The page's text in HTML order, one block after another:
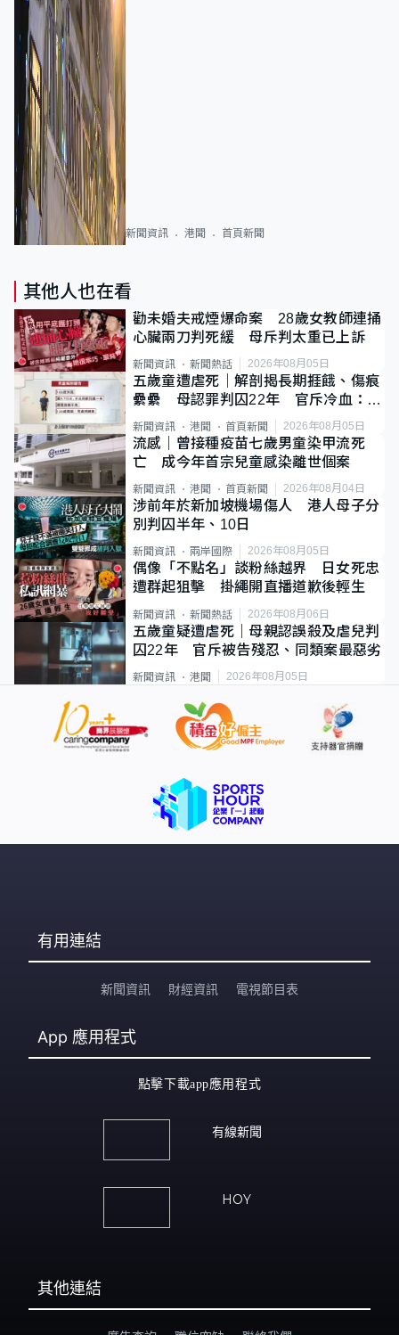
新聞資訊 港聞 首頁新聞
其他人也在看
勸未婚夫戒煙爆命案 28歲女教師連捅
心臟兩刀判死緩 母斥判太重已上訴
新聞資訊 新聞熱話 2026年08月05日
五歲童遭虐死｜解剖揭長期捱餓、傷痕
纍纍 母認罪判囚22年 官斥冷血：同
類案最惡劣
新聞資訊 港聞 首頁新聞 2026年08月05日
流感｜曾接種疫苗七歲男童染甲流死
亡 成今年首宗兒童感染離世個案
新聞資訊 港聞 首頁新聞 2026年08月04日
涉前年於新加坡機場傷人 港人母子分
別判囚半年、10日
新聞資訊 兩岸國際 2026年08月05日
偶像「不點名」談粉絲越界 日女死忠
遭群起狙擊 掛繩開直播道歉後輕生
新聞資訊 新聞熱話 2026年08月06日
五歲童疑遭虐死｜母親認誤殺及虐兒判
囚22年 官斥被告殘忍、同類案最惡劣
新聞資訊 港聞 2026年08月05日
有用連結
新聞資訊 財經資訊 電視節目表
App 應用程式
點擊下載app應用程式
有線新聞
HOY
其他連結